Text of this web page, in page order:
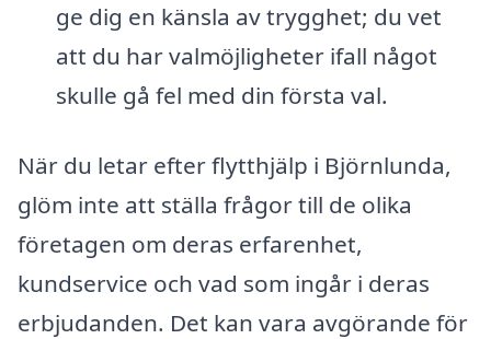
ge dig en känsla av trygghet; du vet
att du har valmöjligheter ifall något
skulle gå fel med din första val.
När du letar efter flytthjälp i Björnlunda,
glöm inte att ställa frågor till de olika
företagen om deras erfarenhet,
kundservice och vad som ingår i deras
erbjudanden. Det kan vara avgörande för